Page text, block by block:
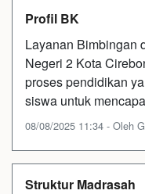
Profil BK
Layanan Bimbingan
Negeri 2 Kota
proses pendidikan
siswa untuk
08/08/2025 11:34 - Oleh
Struktur Madrasah